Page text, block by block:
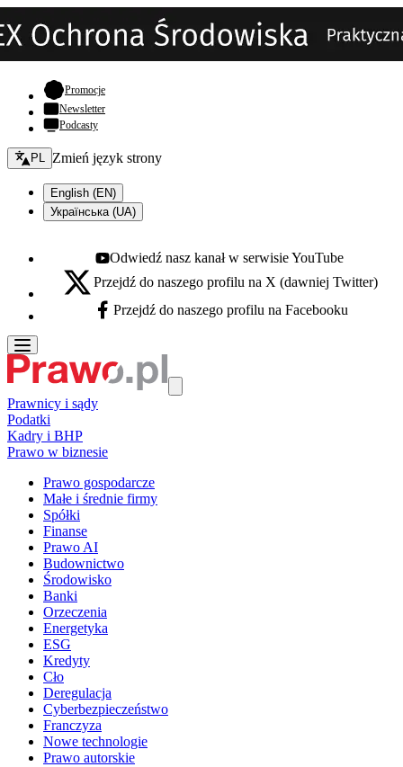
Promocje- otwiera się w nowej karcie
Newsletter
Podcasty
Zmień język - bieżący:
PL Zmień język strony
English (EN)
Українська (UA)
Youtube - otwiera się w nowej karcie
Odwiedź nasz kanał w serwisie YouTube
X - otwiera się w nowej karcie
Przejdź do naszego profilu na X (dawniej Twitter)
Facebook - otwiera się w nowej karcie
Przejdź do naszego profilu na Facebooku
Prawnicy i sądy
Podatki
Kadry i BHP
Prawo w biznesie
Prawo gospodarcze
Małe i średnie firmy
Spółki
Finanse
Prawo AI
Budownictwo
Środowisko
Banki
Orzeczenia
Energetyka
ESG
Kredyty
Cło
Deregulacja
Cyberbezpieczeństwo
Franczyza
Nowe technologie
Prawo autorskie